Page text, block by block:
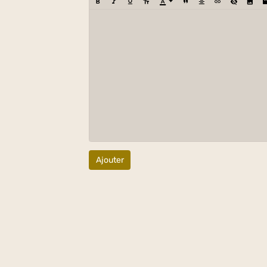
Ajouter